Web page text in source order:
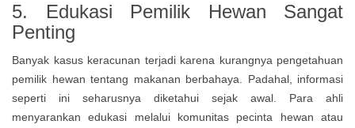
5. Edukasi Pemilik Hewan Sangat
Penting
Banyak kasus keracunan terjadi karena kurangnya pengetahuan
pemilik hewan tentang makanan berbahaya. Padahal, informasi
seperti ini seharusnya diketahui sejak awal. Para ahli
menyarankan edukasi melalui komunitas pecinta hewan atau